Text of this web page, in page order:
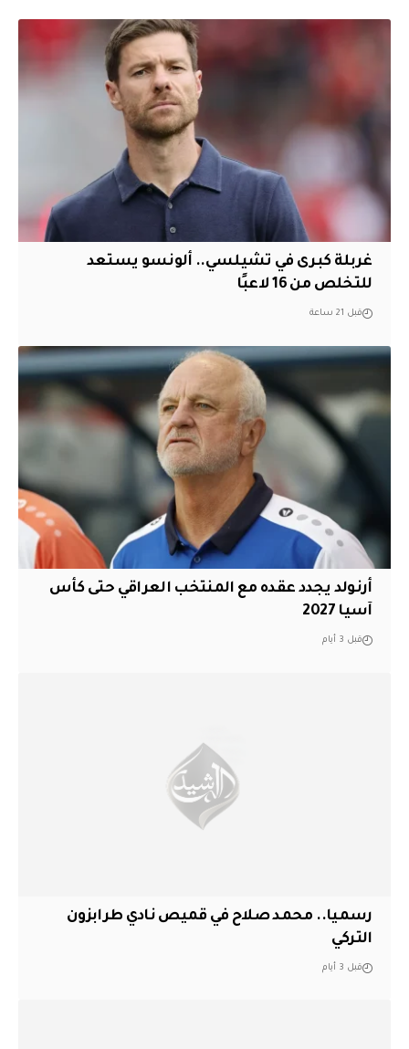
غربلة كبرى في تشيلسي.. ألونسو يستعد
للتخلص من 16 لاعبًا
قبل 21 ساعة
أرنولد يجدد عقده مع المنتخب العراقي حتى كأس
آسيا 2027
قبل 3 أيام
رسميا.. محمد صلاح في قميص نادي طرابزون
التركي
قبل 3 أيام